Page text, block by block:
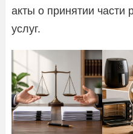
акты о принятии части
услуг.